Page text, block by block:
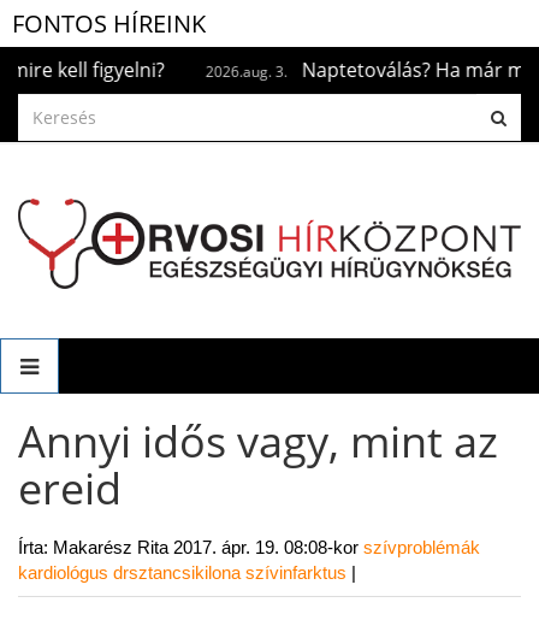
FONTOS HÍREINK
figyelni? 2026.aug. 3. Naptetoválás? Ha már
Annyi idős vagy, mint az
ereid
Írta: Makarész Rita 2017. ápr. 19. 08:08-kor szívproblémák
kardiológus drsztancsikilona szívinfarktus |